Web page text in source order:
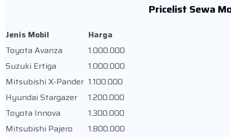
Pricelist Sewa
Jenis Mobil
Harga
Toyota Avanza
1.000.000
Suzuki Ertiga
1.000.000
Mitsubishi X-Pander 1.100.000
Hyundai Stargazer
1.200.000
Toyota Innova
1.300.000
Mitsubishi Pajero
1.800.000